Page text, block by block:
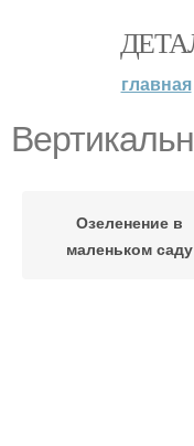
главная
Озеленение в
маленьком саду